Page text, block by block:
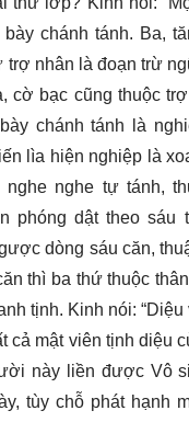
chánh tánh. Ba,
trợ nhân là đoạn trừ
cờ bạc cũng thuộc
chánh tánh là
lìa hiện nghiệp là
nghe tự tánh,
phóng dật theo sáu
dòng sáu căn,
thì ba thứ thuộc
tịnh. Kinh nói: “Diệu
cả mật viên tịnh diệu
này liền được Vô
tùy chỗ phát hạnh